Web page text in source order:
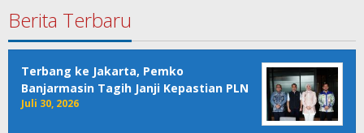
Berita Terbaru
Terbang ke Jakarta, Pemko
Banjarmasin Tagih Janji Kepastian PLN
Juli 30, 2026